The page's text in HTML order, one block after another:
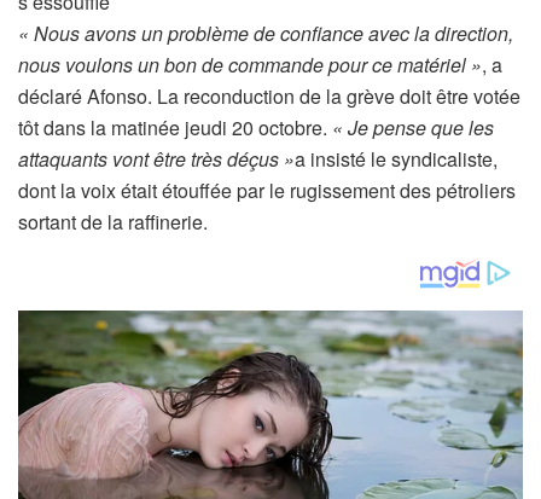
t
i
c
l
e
r
é
r
v
é
à
n
o
« Nous avons un problème de confiance avec la direction,
nous voulons un bon de commande pour ce matériel », a
déclaré Afonso. La reconduction de la grève doit être votée
tôt dans la matinée jeudi 20 octobre. « Je pense que les
attaquants vont être très déçus »a insisté le syndicaliste,
dont la voix était étouffée par le rugissement des pétroliers
sortant de la raffinerie.